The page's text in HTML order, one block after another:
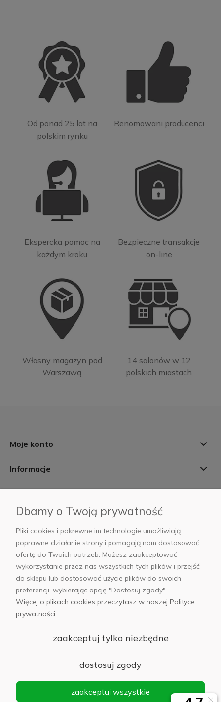
Od ponad 25 lat na
polskim rynku
Renomowani producenci
Ekspercka pomoc na
każdym kroku
Bezpieczne transakcje
on-line
Własny magazyn pod
Warszawą
14 salonów w 12
polskich miastach
Moje konto
Informacje
AB Foto
sklep@abfoto.pl
+48 797 971 275
© 2025 Wszelkie prawa zastrzeżone. Serwis własnością:
Sp. z o.o.
Siedziba: 02-486 WARSZAWA, Al. Jerozolimskie 176, NIP
1132646403 KRS nr 0000271999
Dbamy o Twoją prywatność
Pliki cookies i pokrewne im technologie umożliwiają
poprawne działanie strony i pomagają nam dostosować
ofertę do Twoich potrzeb. Możesz zaakceptować
wykorzystanie przez nas wszystkich tych plików i przejść
do sklepu lub dostosować użycie plików do swoich
preferencji, wybierając opcję "Dostosuj zgody".
Więcej o plikach cookies przeczytasz w naszej Polityce
prywatności.
zaakceptuj tylko niezbędne
dostosuj zgody
zaakceptuj wszystkie